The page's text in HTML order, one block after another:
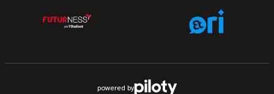
powered by